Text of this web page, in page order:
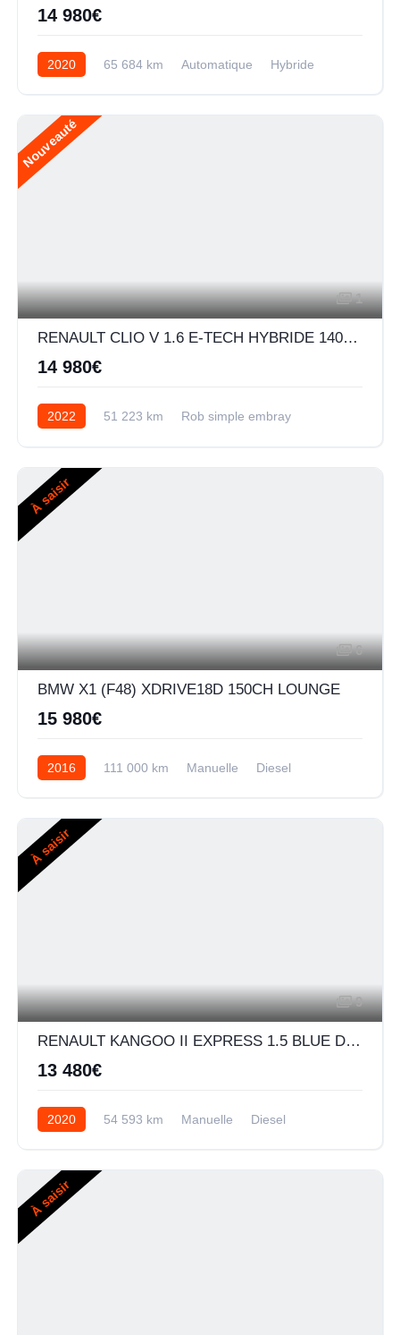
14 980€
2020 65 684 km Automatique Hybride
Nouveauté
1
RENAULT CLIO V 1.6 E-TECH HYBRIDE 140CH BUSINESS -21N
14 980€
2022 51 223 km
Rob simple embray
À saisir
6
BMW X1 (F48) XDRIVE18D 150CH LOUNGE
15 980€
2016 111 000 km Manuelle Diesel
À saisir
9
RENAULT KANGOO II EXPRESS 1.5 BLUE DCI 80CH EXTRA R-LINK 5CV
13 480€
2020 54 593 km Manuelle Diesel
À saisir